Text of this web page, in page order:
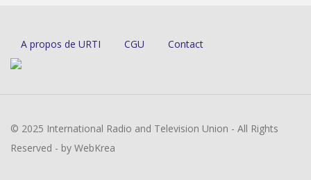
A propos de URTI CGU Contact
© 2025 International Radio and Television Union - All Rights
Reserved - by WebKrea